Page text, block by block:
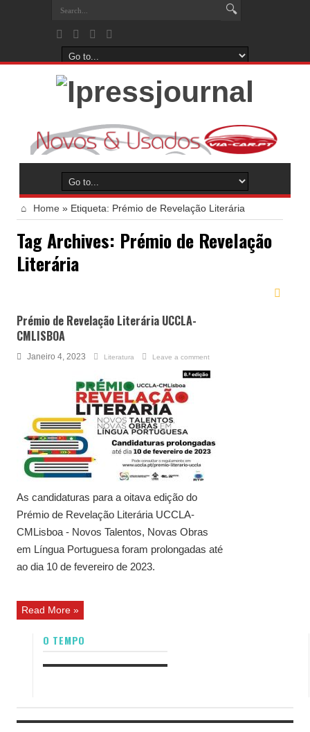
Home » Etiqueta: Prémio de Revelação Literária
Tag Archives: Prémio de Revelação
Literária
Prémio de Revelação Literária UCCLA-
CMLISBOA
Janeiro 4, 2023 Literatura Leave a comment
As candidaturas para a oitava edição do
Prémio de Revelação Literária UCCLA-
CMLisboa - Novos Talentos, Novas Obras
em Língua Portuguesa foram prolongadas até
ao dia 10 de fevereiro de 2023.
Read More »
O TEMPO